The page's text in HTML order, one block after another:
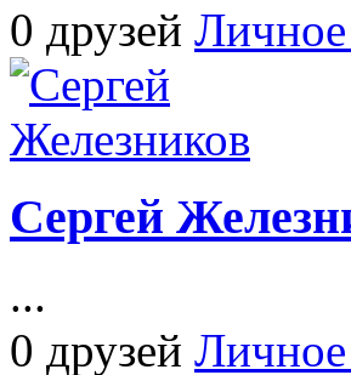
0 друзей
Сергей
...
0 друзей